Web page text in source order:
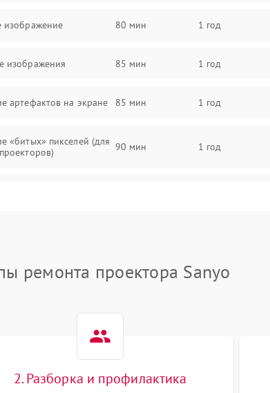
изображение 80 мин 1 год
изображения 85 мин 1 год
артефактов на экране 85 мин 1 год
«битых» пикселей (для 90 мин 1 год
трапеции (Keystone)
с масштабированием
80 мин
ремонта проектора Sanyo
2. Разборка и профилактика